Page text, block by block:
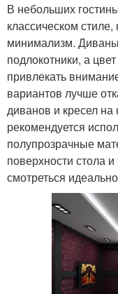
В небольших
классическом
минимализм.
подлокотники, а
привлекать
вариантов лучше
диванов и кресел
рекомендуется
полупрозрачные
поверхности стола
смотреться